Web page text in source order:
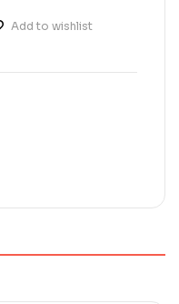
Add to wishlist